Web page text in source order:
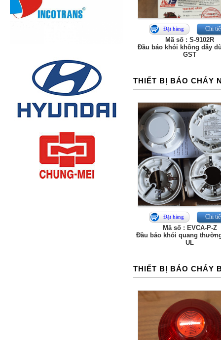
Đặt hàng Chi
Mã số : S-9102R
Đầu báo khói không dây
GST
THIẾT BỊ BÁO CHÁY
Đặt hàng Chi
Mã số : EVCA-P-Z
Đầu báo khói quang
UL
THIẾT BỊ BÁO CHÁY